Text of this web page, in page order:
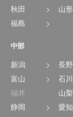
秋田
山形
福島
中部
新潟
長野
富山
石川
福井
山梨
静岡
愛知